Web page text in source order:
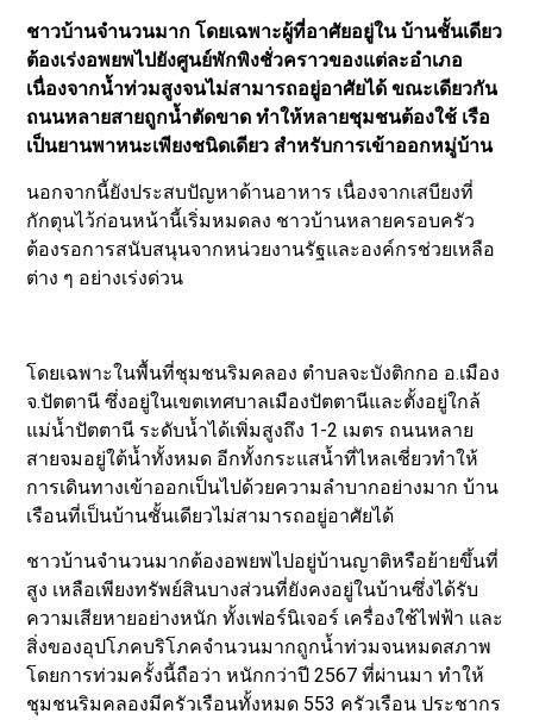
ชาวบ้านจำนวนมาก โดยเฉพาะผู้ที่อาศัยอยู่ใน บ้านชั้นเดียว
ต้องเร่งอพยพไปยังศูนย์พักพิงชั่วคราวของแต่ละอำเภอ
เนื่องจากน้ำท่วมสูงจนไม่สามารถอยู่อาศัยได้ ขณะเดียวกัน
ถนนหลายสายถูกน้ำตัดขาด ทำให้หลายชุมชนต้องใช้ เรือ
เป็นยานพาหนะเพียงชนิดเดียว สำหรับการเข้าออกหมู่บ้าน
นอกจากนี้ยังประสบปัญหาด้านอาหาร เนื่องจากเสบียงที่
กักตุนไว้ก่อนหน้านี้เริ่มหมดลง ชาวบ้านหลายครอบครัว
ต้องรอการสนับสนุนจากหน่วยงานรัฐและองค์กรช่วยเหลือ
ต่าง ๆ อย่างเร่งด่วน
โดยเฉพาะในพื้นที่ชุมชนริมคลอง ตำบลจะบังติกกอ อ.เมือง
จ.ปัตตานี ซึ่งอยู่ในเขตเทศบาลเมืองปัตตานีและตั้งอยู่ใกล้
แม่น้ำปัตตานี ระดับน้ำได้เพิ่มสูงถึง 1-2 เมตร ถนนหลาย
สายจมอยู่ใต้น้ำทั้งหมด อีกทั้งกระแสน้ำที่ไหลเชี่ยวทำให้
การเดินทางเข้าออกเป็นไปด้วยความลำบากอย่างมาก บ้าน
เรือนที่เป็นบ้านชั้นเดียวไม่สามารถอยู่อาศัยได้
ชาวบ้านจำนวนมากต้องอพยพไปอยู่บ้านญาติหรือย้ายขึ้นที่
สูง เหลือเพียงทรัพย์สินบางส่วนที่ยังคงอยู่ในบ้านซึ่งได้รับ
ความเสียหายอย่างหนัก ทั้งเฟอร์นิเจอร์ เครื่องใช้ไฟฟ้า และ
สิ่งของอุปโภคบริโภคจำนวนมากถูกน้ำท่วมจนหมดสภาพ
โดยการท่วมครั้งนี้ถือว่า หนักกว่าปี 2567 ที่ผ่านมา ทำให้
ชุมชนริมคลองมีครัวเรือนทั้งหมด 553 ครัวเรือน ประชากร